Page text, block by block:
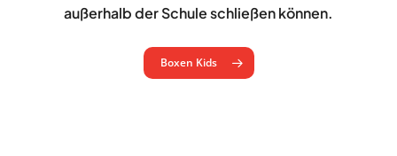
außerhalb der Schule schließen können.
Boxen Kids